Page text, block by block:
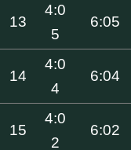
13
4:0
5
6:05
14
4:0
4
6:04
15
4:0
2
6:02